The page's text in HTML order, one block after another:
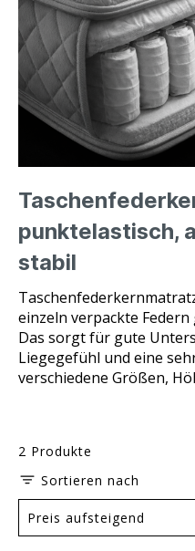
SPANNBETTTÜCHER
punktelastisch,
stabil
einzeln verpackte
Das sorgt für gute
Liegegefühl und eine
verschiedene Größen,
2 Produkte
Sortieren nach